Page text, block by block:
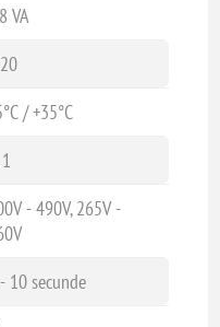
VA
/ +35°C
- 490V, 265V -
10 secunde